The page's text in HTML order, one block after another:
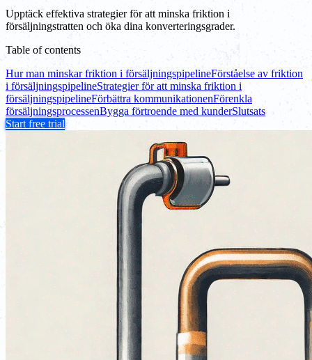
Upptäck effektiva strategier för att minska friktion i
försäljningstratten och öka dina konverteringsgrader.
Table of contents
Hur man minskar friktion i försäljningspipelineFörståelse av friktion
i försäljningspipelineStrategier för att minska friktion i
försäljningspipelineFörbättra kommunikationenFörenkla
försäljningsprocessenBygga förtroende med kunderSlutsats
Start free trial